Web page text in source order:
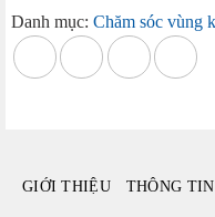
Khít
Vùng
Kín
của
Danh mục: Chăm sóc vùng
GIỚI THIỆU THÔNG TIN